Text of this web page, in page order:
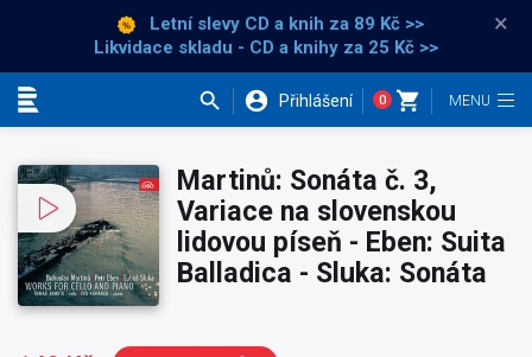
Letní slevy CD a knih za 89 Kč >>
Likvidace skladu - CD a knihy za 25 Kč >>
×
Přihlášení 0
Martinů: Sonáta č. 3,
Variace na slovenskou
lidovou píseň - Eben: Suita
Balladica - Sluka: Sonáta